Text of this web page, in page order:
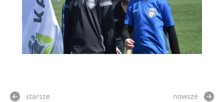
starsze nowsze